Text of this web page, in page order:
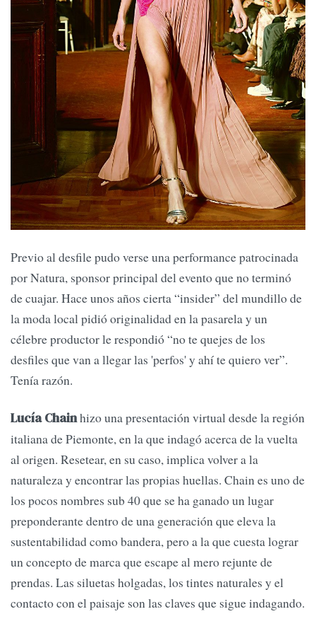
Previo al desfile pudo verse una performance patrocinada
por Natura, sponsor principal del evento que no terminó
de cuajar. Hace unos años cierta “insider” del mundillo de
la moda local pidió originalidad en la pasarela y un
célebre productor le respondió “no te quejes de los
desfiles que van a llegar las 'perfos' y ahí te quiero ver”.
Tenía razón.
Lucía Chainhizo una presentación virtual desde la región
italiana de Piemonte, en la que indagó acerca de la vuelta
al origen. Resetear, en su caso, implica volver a la
naturaleza y encontrar las propias huellas. Chain es uno de
los pocos nombres sub 40 que se ha ganado un lugar
preponderante dentro de una generación que eleva la
sustentabilidad como bandera, pero a la que cuesta lograr
un concepto de marca que escape al mero rejunte de
prendas. Las siluetas holgadas, los tintes naturales y el
contacto con el paisaje son las claves que sigue indagando.